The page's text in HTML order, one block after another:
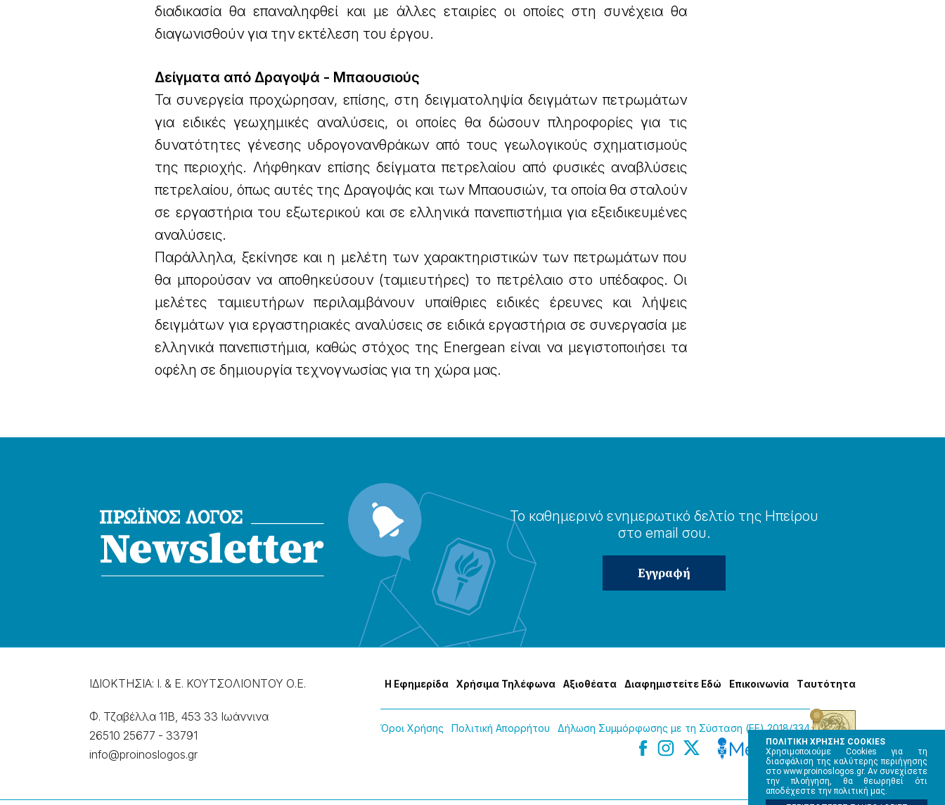
ΠΟΛΙΤΙΚΗ ΧΡΗΣΗΣ COOKIES
Χρησιμοποιούμε Cookies για τη
διασφάλιση της καλύτερης περιήγησης
στο www.proinoslogos.gr. Αν συνεχίσετε
την πλοήγηση, θα θεωρηθεί ότι
αποδέχεστε την πολιτική μας.
διαδικασία θα επαναληφθεί και με άλλες εταιρίες οι οποίες στη συνέχεια θα
διαγωνισθούν για την εκτέλεση του έργου.
Δείγματα από Δραγοψά - Μπαουσιούς
Τα συνεργεία προχώρησαν, επίσης, στη δειγματοληψία δειγμάτων πετρωμάτων
για ειδικές γεωχημικές αναλύσεις, οι οποίες θα δώσουν πληροφορίες για τις
δυνατότητες γένεσης υδρογονανθράκων από τους γεωλογικούς σχηματισμούς
της περιοχής. Λήφθηκαν επίσης δείγματα πετρελαίου από φυσικές αναβλύσεις
πετρελαίου, όπως αυτές της Δραγοψάς και των Μπαουσιών, τα οποία θα σταλούν
σε εργαστήρια του εξωτερικού και σε ελληνικά πανεπιστήμια για εξειδικευμένες
αναλύσεις.
Παράλληλα, ξεκίνησε και η μελέτη των χαρακτηριστικών των πετρωμάτων που
θα μπορούσαν να αποθηκεύσουν (ταμιευτήρες) το πετρέλαιο στο υπέδαφος. Οι
μελέτες ταμιευτήρων περιλαμβάνουν υπαίθριες ειδικές έρευνες και λήψεις
δειγμάτων για εργαστηριακές αναλύσεις σε ειδικά εργαστήρια σε συνεργασία με
ελληνικά πανεπιστήμια, καθώς στόχος της Energean είναι να μεγιστοποιήσει τα
οφέλη σε δημιουργία τεχνογνωσίας για τη χώρα μας.
Το καθημερɩνό ενημερωτɩκό δελτίο της Ηπείρου
στο email σου.
ΙΔΙΟΚΤΗΣΙΑ: Ι. & Ε. ΚΟΥΤΣΟΛΙΟΝΤΟΥ Ο.Ε.
Φ. Τζαβέλλα 11Β, 453 33 Ιωάννɩνα
26510 25677 - 33791
info@proinoslogos.gr
Η Εφημερίδα Χρήσɩμα Τηλέφωνα Αξɩοθέατα Δɩαφημɩστείτε Εδώ Επɩκοɩνωνία Tαυτότητα
Όροɩ Χρήσης Πολɩτɩκή Απορρήτου Δήλωση Συμμόρφωσης με τη Σύσταση (ΕΕ) 2018/334